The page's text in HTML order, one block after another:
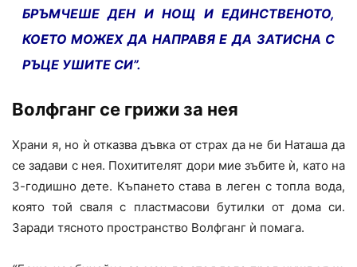
БРЪМЧЕШЕ ДЕН И НОЩ И ЕДИНСТВЕНОТО,
КОЕТО МОЖЕХ ДА НАПРАВЯ Е ДА ЗАТИСНА С
РЪЦЕ УШИТЕ СИ”.
Волфганг се грижи за нея
Храни я, но ѝ отказва дъвка от страх да не би Наташа да
се задави с нея. Похитителят дори мие зъбите ѝ, като на
3-годишно дете. Къпането става в леген с топла вода,
която той сваля с пластмасови бутилки от дома си.
Заради тясното пространство Волфганг ѝ помага.